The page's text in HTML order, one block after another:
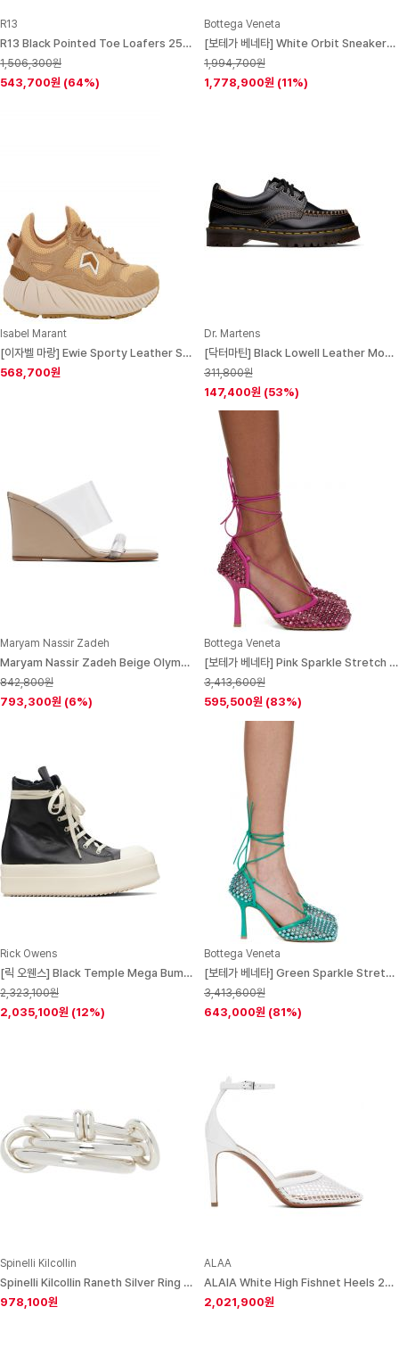
R13
R13 Black Pointed Toe Loafers 252021F121000
1,506,300원
543,700원 (64%)
Bottega Veneta
[보테가 베네타] White Orbit Sneakers 251798M237009
1,994,700원
1,778,900원 (11%)
Isabel Marant
[이자벨 마랑] Ewie Sporty Leather Sneakers - Ochre
568,700원
Dr. Martens
[닥터마틴] Black Lowell Leather Moc Toe Derbys 252399F120007
311,800원
147,400원 (53%)
Maryam Nassir Zadeh
Maryam Nassir Zadeh Beige Olympia Wedge Heeled Sandals 261779F125011
842,800원
793,300원 (6%)
Bottega Veneta
[보테가 베네타] Pink Sparkle Stretch Web Heels 221798F122018
3,413,600원
595,500원 (83%)
Rick Owens
[릭 오웬스] Black Temple Mega Bumper Sneakers 261232M236023
2,323,100원
2,035,100원 (12%)
Bottega Veneta
[보테가 베네타] Green Sparkle Stretch Web Heels 221798F122017
3,413,600원
643,000원 (81%)
Spinelli Kilcollin
Spinelli Kilcollin Raneth Silver Ring 261558F011010
978,100원
ALAA
ALAIA White High Fishnet Heels 242483F122004
2,021,900원